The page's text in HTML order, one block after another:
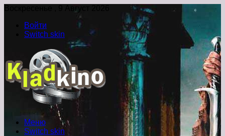
Воскресенье , 9 Август 2026
Войти
Switch skin
Меню
Switch skin